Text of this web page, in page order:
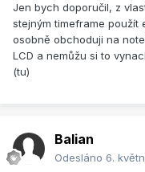
Jen bych doporučil, z
stejným timeframe použít
osobně obchoduji na
LCD a nemůžu si to
(tu)
Balian
Odesláno 6.